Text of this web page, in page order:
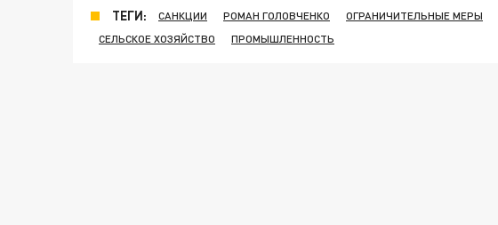
ТЕГИ: САНКЦИИ РОМАН ГОЛОВЧЕНКО ОГРАНИЧИТЕЛЬНЫЕ МЕРЫ
СЕЛЬСКОЕ ХОЗЯЙСТВО
ПРОМЫШЛЕННОСТЬ